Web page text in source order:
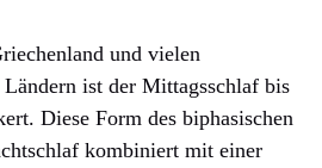
und vielen
ist der Mittagsschlaf bis
Diese Form des biphasischen
kombiniert mit einer